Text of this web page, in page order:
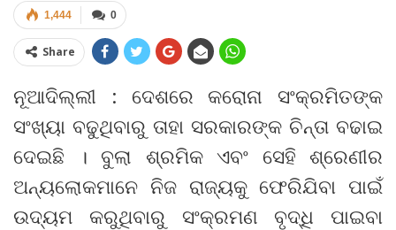
0
1,444
Share
ନୂଆଦିଲ୍ଲୀ : ଦେଶରେ କରୋନା ସଂକ୍ରମିତଙ୍କ
ସଂଖ୍ୟା ବଢୁଥିବାରୁ ତାହା ସରକାରଙ୍କ ଚିନ୍ତା ବଢାଇ
ଦେଇଛି । ବୁଲା ଶ୍ରମିକ ଏବଂ ସେହି ଶ୍ରେଣୀର
ଅନ୍ୟଲୋକମାନେ ନିଜ ରାଜ୍ୟକୁ ଫେରିଯିବା ପାଇଁ
ଉଦ୍ୟମ କରୁଥିବାରୁ ସଂକ୍ରମଣ ବୃଦ୍ଧି ପାଇବା